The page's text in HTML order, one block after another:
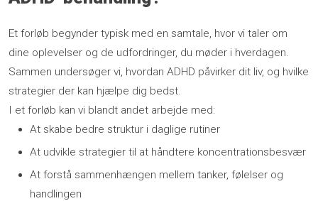
Et forløb begynder typisk med en samtale, hvor vi taler om
dine oplevelser og de udfordringer, du møder i hverdagen.
Sammen undersøger vi, hvordan ADHD påvirker dit liv, og hvilke
strategier der kan hjælpe dig bedst.
I et forløb kan vi blandt andet arbejde med:
​At skabe bedre struktur i daglige rutiner
​At udvikle strategier til at håndtere koncentrationsbesvær
​At forstå sammenhængen mellem tanker, følelser og
handlingen